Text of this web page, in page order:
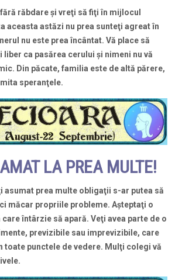
răbdare şi vreţi să fiţi în mijlocul
aceasta astăzi nu prea sunteţi agreat în
nu este prea încântat. Vă place să
ca pasărea cerului şi nimeni nu vă
Din păcate, familia este de altă părere,
speranţele.
LA PREA MULTE!
asumat prea multe obligaţii s-ar putea să
măcar propriile probleme. Aşteptaţi o
întârzie să apară. Veţi avea parte de o
previzibile sau imprevizibile, care
toate punctele de vedere. Mulţi colegi vă